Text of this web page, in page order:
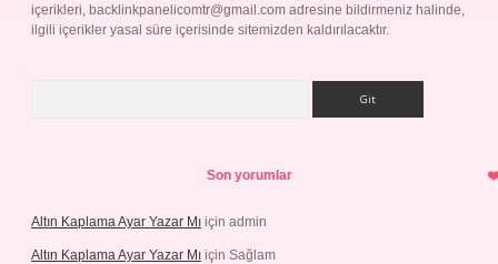
içerikleri, backlinkpanelicomtr@gmail.com adresine bildirmeniz halinde,
ilgili içerikler yasal süre içerisinde sitemizden kaldırılacaktır.
Son yorumlar
Altın Kaplama Ayar Yazar Mı için admin
Altın Kaplama Ayar Yazar Mı için Sağlam